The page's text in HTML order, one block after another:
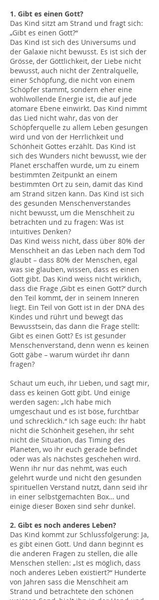
1. Gibt es einen Gott?
Das Kind sitzt am Strand und fragt sich:
„Gibt es einen Gott?“
Das Kind ist sich des Universums und
der Galaxie nicht bewusst. Es ist sich der
Grösse, der Göttlichkeit, der Liebe nicht
bewusst, auch nicht der Zentralquelle,
einer Schöpfung, die nicht von einem
Schöpfer stammt, sondern eher eine
wohlwollende Energie ist, die auf jede
atomare Ebene einwirkt. Das Kind nimmt
das Lied nicht wahr, das von der
Schöpferquelle zu allem Leben gesungen
wird und von der Herrlichkeit und
Schönheit Gottes erzählt. Das Kind ist
sich des Wunders nicht bewusst, wie der
Planet erschaffen wurde, um zu einem
bestimmten Zeitpunkt an einem
bestimmten Ort zu sein, damit das Kind
am Strand sitzen kann. Das Kind ist sich
des gesunden Menschenverstandes
nicht bewusst, um die Menschheit zu
betrachten und zu fragen: Was ist
intuitives Denken?
Das Kind weiss nicht, dass über 80% der
Menschheit an das Leben nach dem Tod
glaubt – dass 80% der Menschen, egal
was sie glauben, wissen, dass es einen
Gott gibt. Das Kind weiss nicht wirklich,
dass die Frage ‚Gibt es einen Gott?‘ durch
den Teil kommt, der in seinem Inneren
liegt. Ein Teil von Gott ist in der DNA des
Kindes und rührt und bewegt das
Bewusstsein, das dann die Frage stellt:
Gibt es einen Gott? Es ist gesunder
Menschenverstand, denn wenn es keinen
Gott gäbe – warum würdet ihr dann
fragen?
Schaut um euch, ihr Lieben, und sagt mir,
dass es keinen Gott gibt. Und einige
werden sagen: „Ich habe mich
umgeschaut und es ist böse, furchtbar
und schrecklich.“ Ich sage euch: Ihr habt
nicht die Schönheit gesehen, ihr seht
nicht die Situation, das Timing des
Planeten, wo ihr euch gerade befindet
oder was als nächstes geschehen wird.
Wenn ihr nur das nehmt, was euch
gelehrt wurde und nicht den gesunden
spirituellen Verstand nutzt, dann seid ihr
in einer selbstgemachten Box… und
einige dieser Boxen sind sehr dunkel.
2. Gibt es noch anderes Leben?
Das Kind kommt zur Schlussfolgerung: Ja,
es gibt einen Gott. Und dann beginnt es
die anderen Fragen zu stellen, die alle
Menschen stellen: „Ist es möglich, dass
noch anderes Leben existiert?“ Hunderte
von Jahren sass die Menschheit am
Strand und betrachtete den schönen